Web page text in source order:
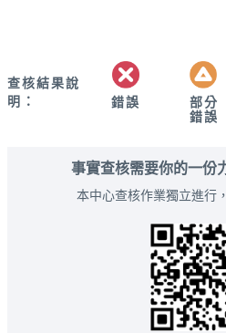
查核結果說
明：
錯誤
部分
錯誤
事實查核需要你的一份
本中心查核作業獨立進行